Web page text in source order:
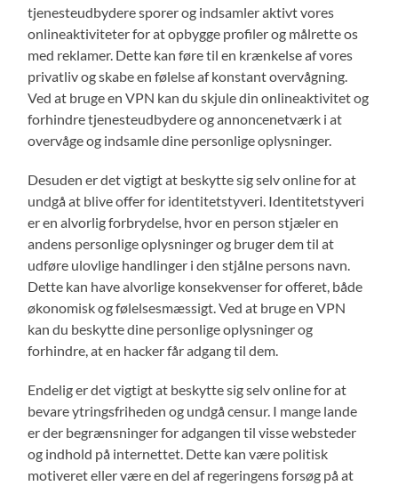
tjenesteudbydere sporer og indsamler aktivt vores
onlineaktiviteter for at opbygge profiler og målrette os
med reklamer. Dette kan føre til en krænkelse af vores
privatliv og skabe en følelse af konstant overvågning.
Ved at bruge en VPN kan du skjule din onlineaktivitet og
forhindre tjenesteudbydere og annoncenetværk i at
overvåge og indsamle dine personlige oplysninger.
Desuden er det vigtigt at beskytte sig selv online for at
undgå at blive offer for identitetstyveri. Identitetstyveri
er en alvorlig forbrydelse, hvor en person stjæler en
andens personlige oplysninger og bruger dem til at
udføre ulovlige handlinger i den stjålne persons navn.
Dette kan have alvorlige konsekvenser for offeret, både
økonomisk og følelsesmæssigt. Ved at bruge en VPN
kan du beskytte dine personlige oplysninger og
forhindre, at en hacker får adgang til dem.
Endelig er det vigtigt at beskytte sig selv online for at
bevare ytringsfriheden og undgå censur. I mange lande
er der begrænsninger for adgangen til visse websteder
og indhold på internettet. Dette kan være politisk
motiveret eller være en del af regeringens forsøg på at